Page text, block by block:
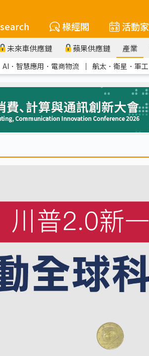
椽經閣 活動家
未來車供應鏈 蘋果供應鏈 產業
AI．智慧應用．電商物流 ｜ 航太．衛星．軍工